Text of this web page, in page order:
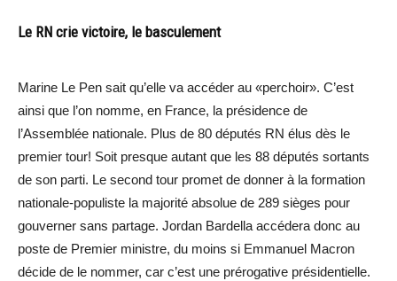
Le RN crie victoire, le basculement
Marine Le Pen sait qu’elle va accéder au «perchoir». C’est
ainsi que l’on nomme, en France, la présidence de
l’Assemblée nationale. Plus de 80 députés RN élus dès le
premier tour! Soit presque autant que les 88 députés sortants
de son parti. Le second tour promet de donner à la formation
nationale-populiste la majorité absolue de 289 sièges pour
gouverner sans partage. Jordan Bardella accédera donc au
poste de Premier ministre, du moins si Emmanuel Macron
décide de le nommer, car c’est une prérogative présidentielle.